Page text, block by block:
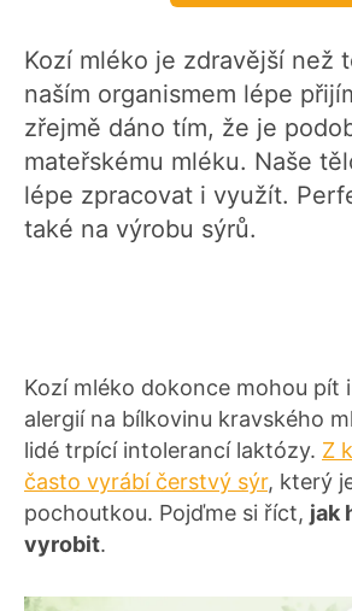
Kozí mléko je zdravější než
naším organismem lépe
zřejmě dáno tím, že je
mateřskému mléku. Naše
lépe zpracovat i využít.
také na výrobu sýrů.
Kozí mléko dokonce mohou pít
alergií na bílkovinu kravského
lidé trpící intolerancí laktózy. Z
často vyrábí čerstvý sýr, který
pochoutkou. Pojďme si říct, jak
vyrobit.